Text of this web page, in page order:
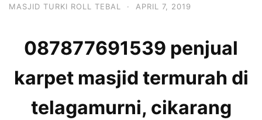
MASJID TURKI ROLL TEBAL
· APRIL 7, 2019
087877691539 penjual
karpet masjid termurah di
telagamurni, cikarang